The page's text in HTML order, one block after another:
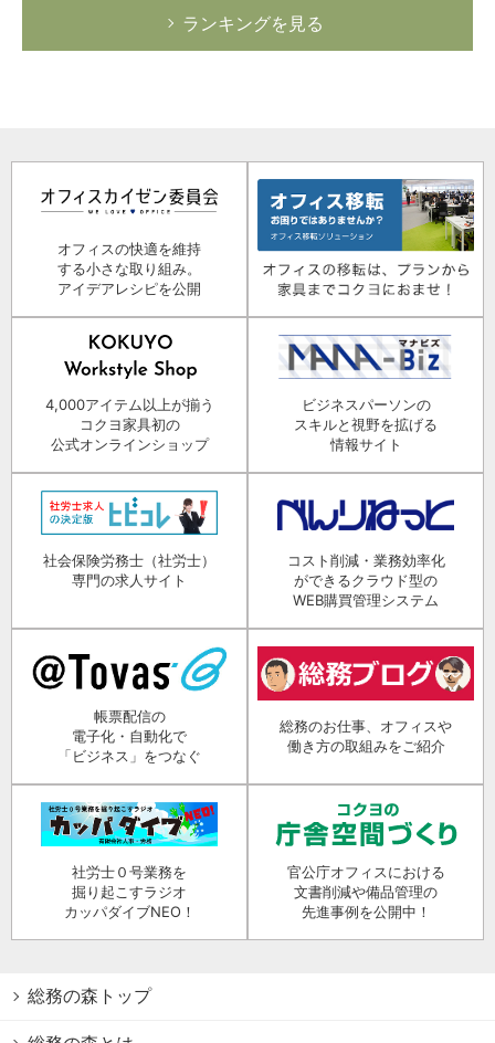
ランキングを見る
オフィスの快適を維持
する小さな取り組み。
アイデアレシピを公開
4,000アイテム以上が揃う
コクヨ家具初の
公式オンラインショップ
ビジネスパーソンの
スキルと視野を拡げる
情報サイト
社会保険労務士（社労士）
専門の求人サイト
コスト削減・業務効率化
ができるクラウド型の
WEB購買管理システム
帳票配信の
電子化・自動化で
「ビジネス」をつなぐ
総務のお仕事、オフィスや
働き方の取組みをご紹介
社労士０号業務を
掘り起こすラジオ
カッパダイブNEO！
官公庁オフィスにおける
文書削減や備品管理の
先進事例を公開中！
総務の森トップ